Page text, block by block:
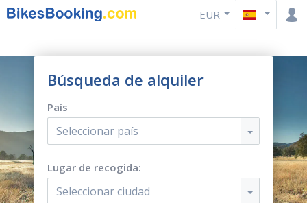
EUR
Búsqueda de alquiler
País
Seleccionar país
Lugar de recogida:
Seleccionar ciudad